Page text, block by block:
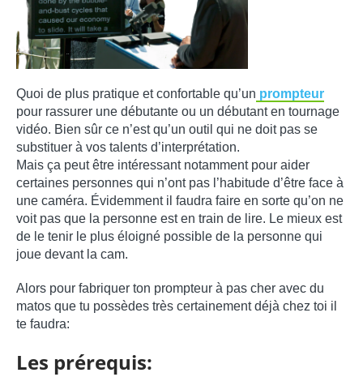
Quoi de plus pratique et confortable qu’un prompteur
pour rassurer une débutante ou un débutant en tournage
vidéo. Bien sûr ce n’est qu’un outil qui ne doit pas se
substituer à vos talents d’interprétation.
Mais ça peut être intéressant notamment pour aider
certaines personnes qui n’ont pas l’habitude d’être face à
une caméra. Évidemment il faudra faire en sorte qu’on ne
voit pas que la personne est en train de lire. Le mieux est
de le tenir le plus éloigné possible de la personne qui
joue devant la cam.
Alors pour fabriquer ton prompteur à pas cher avec du
matos que tu possèdes très certainement déjà chez toi il
te faudra:
Les prérequis: